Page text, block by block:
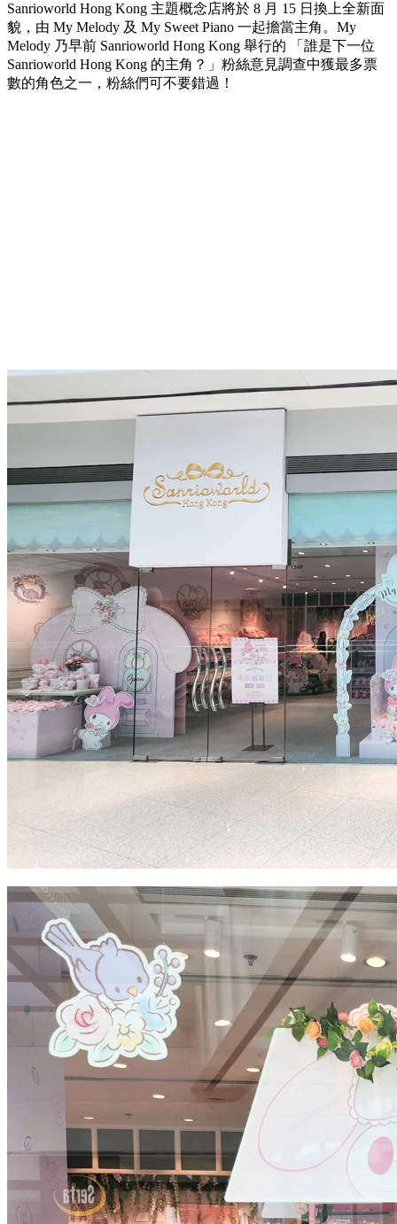
Sanrioworld Hong Kong 主題概念店將於 8 月 15 日換上全新面
貌，由 My Melody 及 My Sweet Piano 一起擔當主角。My
Melody 乃早前 Sanrioworld Hong Kong 舉行的 「誰是下一位
Sanrioworld Hong Kong 的主角？」粉絲意見調查中獲最多票
數的角色之一，粉絲們可不要錯過！